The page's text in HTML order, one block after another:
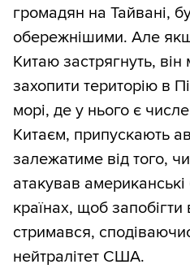
громадян на Тайвані,
обережнішими. Але
Китаю застрягнуть,
захопити територію в
морі, де у нього є
Китаєм, припускають
залежатиме від того,
атакував
країнах, щоб
стримався,
нейтралітет США.